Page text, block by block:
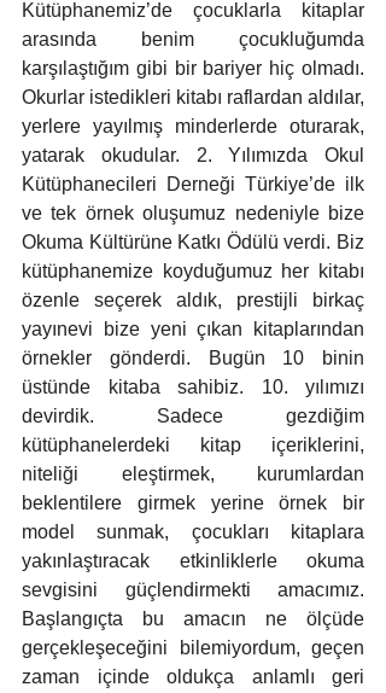
Kütüphanemiz’de çocuklarla kitaplar
arasında benim çocukluğumda
karşılaştığım gibi bir bariyer hiç olmadı.
Okurlar istedikleri kitabı raflardan aldılar,
yerlere yayılmış minderlerde oturarak,
yatarak okudular. 2. Yılımızda Okul
Kütüphanecileri Derneği Türkiye’de ilk
ve tek örnek oluşumuz nedeniyle bize
Okuma Kültürüne Katkı Ödülü verdi. Biz
kütüphanemize koyduğumuz her kitabı
özenle seçerek aldık, prestijli birkaç
yayınevi bize yeni çıkan kitaplarından
örnekler gönderdi. Bugün 10 binin
üstünde kitaba sahibiz. 10. yılımızı
devirdik. Sadece gezdiğim
kütüphanelerdeki kitap içeriklerini,
niteliği eleştirmek, kurumlardan
beklentilere girmek yerine örnek bir
model sunmak, çocukları kitaplara
yakınlaştıracak etkinliklerle okuma
sevgisini güçlendirmekti amacımız.
Başlangıçta bu amacın ne ölçüde
gerçekleşeceğini bilemiyordum, geçen
zaman içinde oldukça anlamlı geri